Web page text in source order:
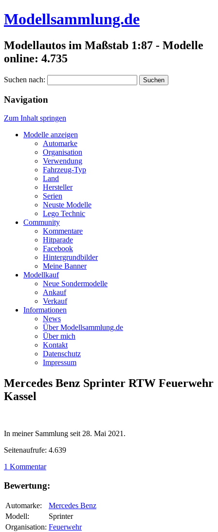
Modellsammlung.de
Modellautos im Maßstab 1:87 - Modelle
online: 4.735
Suchen nach:
Navigation
Zum Inhalt springen
Modelle anzeigen
Automarke
Organisation
Verwendung
Fahrzeug-Typ
Land
Hersteller
Serien
Neuste Modelle
Lego Technic
Community
Kommentare
Hitparade
Facebook
Hintergrundbilder
Meine Banner
Modellkauf
Neue Sondermodelle
Ankauf
Verkauf
Informationen
News
Über Modellsammlung.de
Über mich
Kontakt
Datenschutz
Impressum
Mercedes Benz Sprinter RTW Feuerwehr
Kassel
In meiner Sammlung seit 28. Mai 2021 .
Seitenaufrufe: 4.639
1 Kommentar
Bewertung:
Automarke:
Mercedes Benz
Modell:
Sprinter
Organisation: Feuerwehr